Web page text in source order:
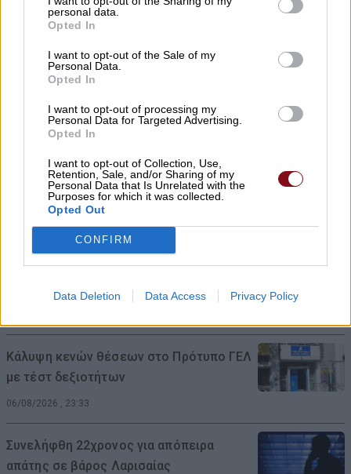
personal data.
Opted In
I want to opt-out of the Sale of my
Personal Data.
Opted In
I want to opt-out of processing my
Personal Data for Targeted Advertising.
Opted In
I want to opt-out of Collection, Use,
Retention, Sale, and/or Sharing of my
Personal Data that Is Unrelated with the
Purposes for which it was collected.
Opted Out
CONFIRM
Data Deletion Data Access Privacy Policy
Υπό ίδρυση η Αστική Μη
Κερδοσκοπική Εταιρεία
ΑΠΟΣΤΟΛΟΥ ΔΟΚΟΥ»
06/08/2026 , 23:55
Ο Λ. Κατσαρός αποχαιρετά τον Δημήτριο
Τσιουρή
Κάλυψη κενών θέσεων στο Πρότυπο ΓΕΛ
με τέστ δεξιοτήτων
06/08/2026 , 23:33
Συνελήφθη 22χρονος για απόπειρα
απάτης σε βάρος Λαρισαίας